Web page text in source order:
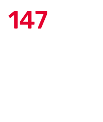
147